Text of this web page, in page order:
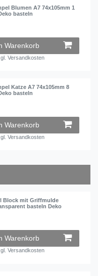
Blumen A7 74x105mm 1
basteln
Warenkorb
Versandkosten
Katze A7 74x105mm 8
basteln
Warenkorb
Versandkosten
Block mit Griffmulde
basteln Deko
Warenkorb
Versandkosten